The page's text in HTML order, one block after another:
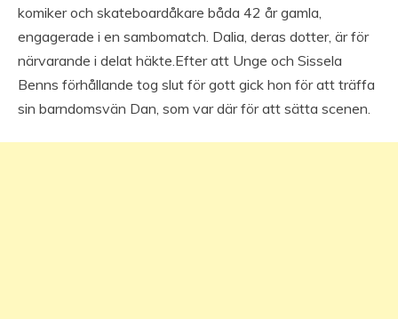
komiker och skateboardåkare båda 42 år gamla,
engagerade i en sambomatch. Dalia, deras dotter, är för
närvarande i delat häkte.Efter att Unge och Sissela
Benns förhållande tog slut för gott gick hon för att träffa
sin barndomsvän Dan, som var där för att sätta scenen.